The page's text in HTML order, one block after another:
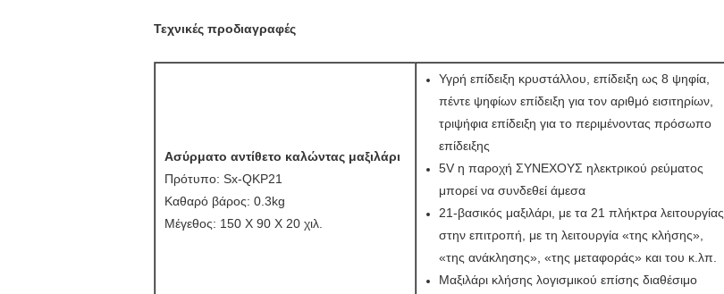
Τεχνικές προδιαγραφές
Ασύρματο αντίθετο καλώντας μαξιλάρι
Πρότυπο: Sx-QKP21
Καθαρό βάρος: 0.3kg
Μέγεθος: 150 X 90 X 20 χιλ.
Υγρή επίδειξη κρυστάλλου, επίδειξη ως 8 ψηφία,
πέντε ψηφίων επίδειξη για τον αριθμό εισιτηρίων,
τριψήφια επίδειξη για το περιμένοντας πρόσωπο
επίδειξης
5V η παροχή ΣΥΝΕΧΟΥΣ ηλεκτρικού ρεύματος
μπορεί να συνδεθεί άμεσα
21-βασικός μαξιλάρι, με τα 21 πλήκτρα λειτουργίας
στην επιτροπή, με τη λειτουργία «της κλήσης»,
«της ανάκλησης», «της μεταφοράς» και του κ.λπ.
Μαξιλάρι κλήσης λογισμικού επίσης διαθέσιμο